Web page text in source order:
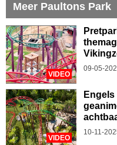
Meer Paultons Park
VIDEO
09-05-
VIDEO
10-11-